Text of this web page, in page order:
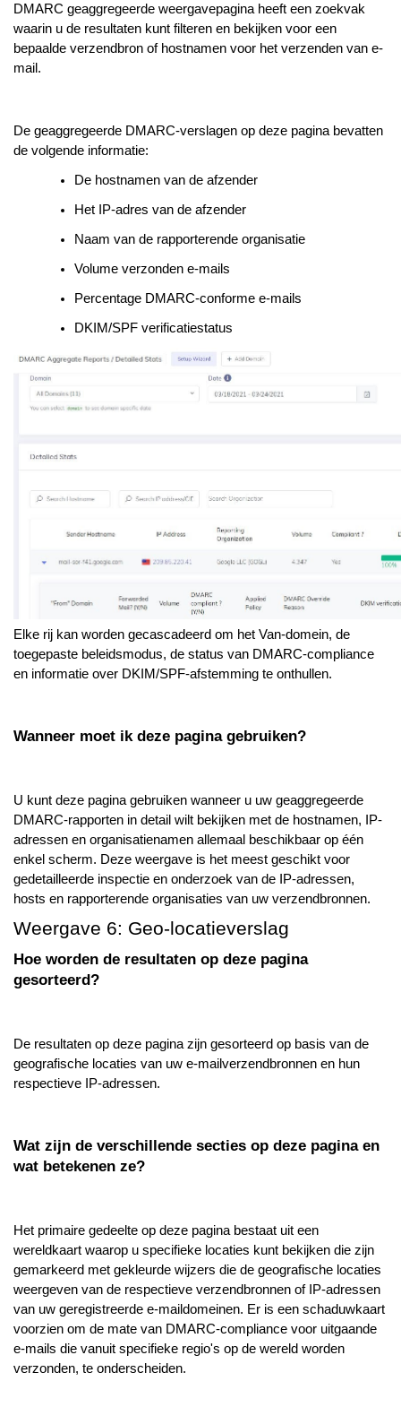
DMARC geaggregeerde weergavepagina heeft een zoekvak
waarin u de resultaten kunt filteren en bekijken voor een
bepaalde verzendbron of hostnamen voor het verzenden van e-
mail.
De geaggregeerde DMARC-verslagen op deze pagina bevatten
de volgende informatie:
De hostnamen van de afzender
Het IP-adres van de afzender
Naam van de rapporterende organisatie
Volume verzonden e-mails
Percentage DMARC-conforme e-mails
DKIM/SPF verificatiestatus
Elke rij kan worden gecascadeerd om het Van-domein, de
toegepaste beleidsmodus, de status van DMARC-compliance
en informatie over DKIM/SPF-afstemming te onthullen.
Wanneer moet ik deze pagina gebruiken?
U kunt deze pagina gebruiken wanneer u uw geaggregeerde
DMARC-rapporten in detail wilt bekijken met de hostnamen, IP-
adressen en organisatienamen allemaal beschikbaar op één
enkel scherm. Deze weergave is het meest geschikt voor
gedetailleerde inspectie en onderzoek van de IP-adressen,
hosts en rapporterende organisaties van uw verzendbronnen.
Weergave 6: Geo-locatieverslag
Hoe worden de resultaten op deze pagina
gesorteerd?
De resultaten op deze pagina zijn gesorteerd op basis van de
geografische locaties van uw e-mailverzendbronnen en hun
respectieve IP-adressen.
Wat zijn de verschillende secties op deze pagina en
wat betekenen ze?
Het primaire gedeelte op deze pagina bestaat uit een
wereldkaart waarop u specifieke locaties kunt bekijken die zijn
gemarkeerd met gekleurde wijzers die de geografische locaties
weergeven van de respectieve verzendbronnen of IP-adressen
van uw geregistreerde e-maildomeinen. Er is een schaduwkaart
voorzien om de mate van DMARC-compliance voor uitgaande
e-mails die vanuit specifieke regio's op de wereld worden
verzonden, te onderscheiden.